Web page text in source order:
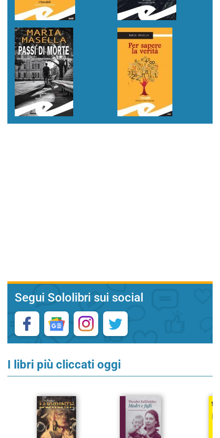
Segui Sololibri sui social
I libri più cliccati oggi